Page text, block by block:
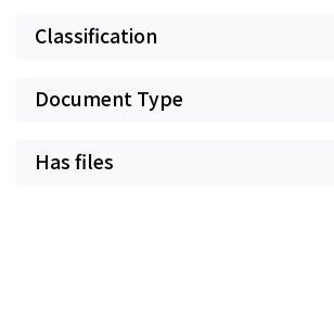
Classification
Document Type
Has files